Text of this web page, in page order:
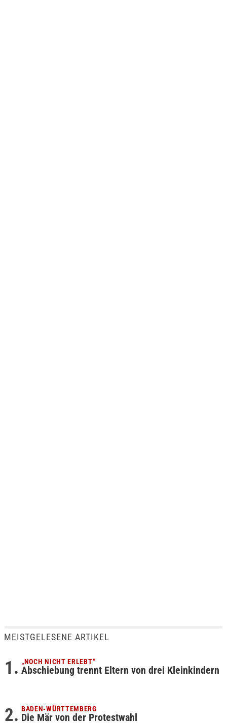
MEISTGELESENE ARTIKEL
„NOCH NICHT ERLEBT“
Abschiebung trennt Eltern von drei Kleinkindern
BADEN-WÜRTTEMBERG
Die Mär von der Protestwahl